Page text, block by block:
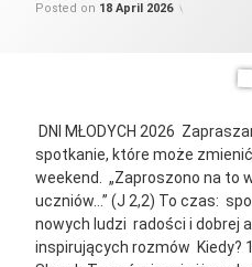
Posted on 18 April 2026
DNI MŁODYCH 2026
spotkanie, które może
weekend. „Zaproszono na to
uczniów…” (J 2,2) To czas:
nowych ludzi radości i dobrej
inspirujących rozmów Kiedy?